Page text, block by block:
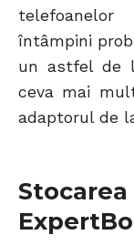
întâmpini
un astfel de
ceva mai
adaptorul de